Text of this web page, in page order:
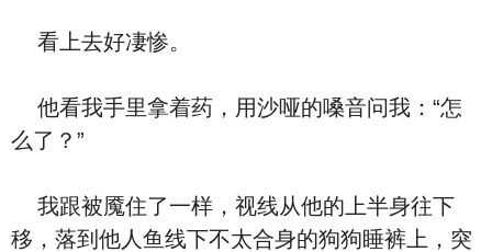
看上去好凄惨。
他看我手里拿着药，用沙哑的嗓音问我：“怎
么了？”
我跟被魇住了一样，视线从他的上半身往下
移，落到他人鱼线下不太合身的狗狗睡裤上，突